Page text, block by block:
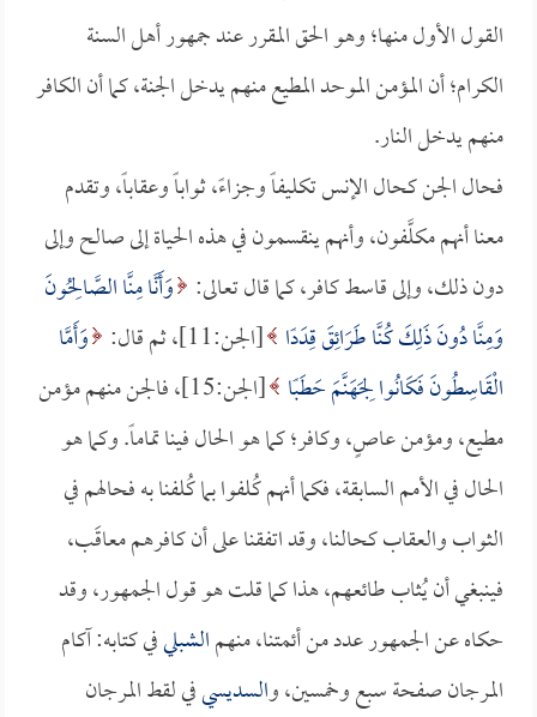
القول الأول منها؛ وهو الحق المقرر عند جمهور أهل السنة
الكرام؛ أن المؤمن الموحد المطيع منهم يدخل الجنة، كما أن الكافر
منهم يدخل النار.
فحال الجن كحال الإنس تكليفاً وجزاءً، ثواباً وعقاباً، وتقدم
معنا أنهم مكلَّفون، وأنهم ينقسمون في هذه الحياة إلى صالح وإلى
دون ذلك، وإلى قاسط كافر، كما قال تعالى: وَأَنَّا مِنَّا الصَّالِحُونَ
وَمِنَّا دُونَ ذَلِكَ كُنَّا طَرَائِقَ قِدَدًا [الجن:11]، ثم قال:
وَأَمَّا
الْقَاسِطُونَ فَكَانُوا لِجَهَنَّمَ حَطَبًا
[الجن:15]، فالجن منهم مؤمن
مطيع، ومؤمن عاصٍ، وكافر؛ كما هو الحال فينا تماماً. وكما هو
الحال في الأمم السابقة، فكما أنهم كُلفوا بما كُلفنا به فحالهم في
الثواب والعقاب كحالنا، وقد اتفقنا على أن كافرهم معاقَب،
فينبغي أن يُثاب طائعهم، هذا كما قلت هو قول الجمهور، وقد
حكاه عن الجمهور عدد من أئمتنا، منهمالشبليفي كتابه: آكام
المرجان صفحة سبع وخمسين، والسديسيفي لقط المرجان